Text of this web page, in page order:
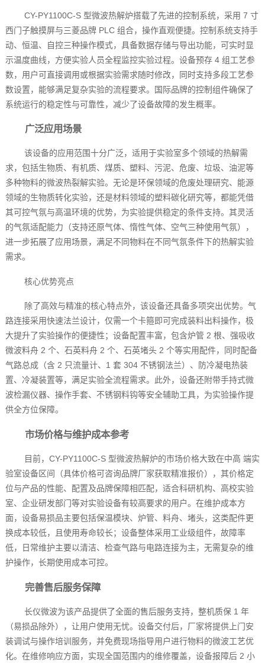
CY-PY1100C-S 型微波热解炉搭载了先进的控制系统，采用 7 寸
西门子触摸屏与三菱品牌 PLC 组合，操作直观便捷。控制系统支持手
动、恒温、自控三种操作模式，具备数据存储与导出功能，可实时显
示温度曲线，方便实验人员全程监控实验过程。设备预存 4 组工艺参
数，用户可直接调用或根据实验需求随时修改，同时支持多段工艺参
数设置，能够满足复杂实验的流程要求。国际品牌的控制组件确保了
系统运行的稳定性与可靠性，减少了设备故障的发生概率。
广泛应用场景
该设备的应用范围十分广泛，适用于实验室多个领域的热解需
求，包括生物质、有机质、煤质、塑料、污泥、危废、垃圾、油泥等
多种物料的微波热裂解实验。无论是环保领域的危废处理研究、能源
领域的生物质转化实验，还是材料领域的塑料碳化研究等，都能凭借
其可控气氛与高温环境的优势，为实验提供稳定的条件支持。其灵活
的气氛适配能力（支持还原气体、惰性气体、空气三种使用气氛），
进一步拓展了应用场景，满足不同物料在不同气氛条件下的热解实验
需求。
核心优势亮点
除了高效与精准的核心特点外，该设备还具备多项突出优势。气
路连接采用快速法兰设计，仅需一个卡箍即可完成装料出料操作，极
大提升了实验操作的便捷性；设备配置丰富，包含炉管 2 根、强吸收
微波料舟 2 个、石英料舟 2 个、石英堵头 2 个等实用配件，同时配备
气路总成（含 2 只流量计、1 套 304 不锈钢法兰）、防冷凝电热装
置、冷凝装置等，满足实验全流程需求。此外，设备还附带手持式微
波检漏仪器、操作手套、不锈钢料钩等安全辅助工具，为实验操作提
供全方位保障。
市场价格与维护成本参考
目前，CY-PY1100C-S 型微波热解炉的市场价格大致在中高 端实
验室设备区间（具体价格可咨询品牌厂家获取精准报价），其价格定
位与产品的性能、配置及品牌保障相匹配，适合科研机构、高校实验
室、企业研发部门等对实验设备有较高要求的用户。在维护成本方
面，设备易损品主要包括保温模块、炉管、料舟、堵头，这类配件更
换成本较低，且使用寿命较长；设备整体采用工业级组件，故障率
低，日常维护主要以清洁、检查气路与电路连接为主，无需复杂的维
护操作，长期使用成本可控。
完善售后服务保障
长仪微波为该产品提供了全面的售后服务支持，整机质保 1 年
（易损品除外），让用户使用无忧。设备交付后，厂家将提供上门安
装调试与操作培训服务，并免费现场指导用户进行物料的微波工艺优
化。在维修响应方面，实现全国范围内的维修覆盖，设备报障后 2 小